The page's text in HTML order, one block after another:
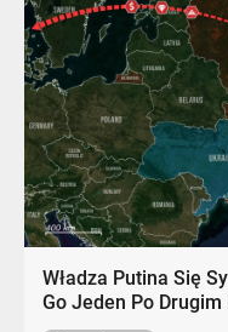
Władza Putina Się
Go Jeden Po